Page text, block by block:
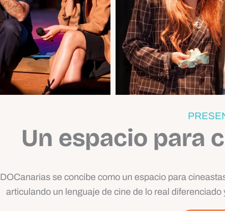
Un espacio para
DOCanarias se concibe como un espacio para
articulando un lenguaje de cine de lo real